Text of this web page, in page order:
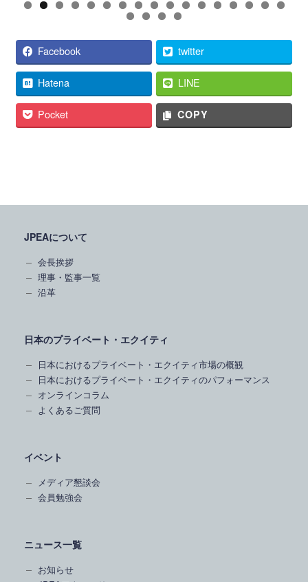
Facebook twitter
Hatena LINE
Pocket COPY
JPEAについて
会長挨拶
理事・監事一覧
沿革
日本のプライベート・エクイティ
日本におけるプライベート・エクイティ市場の概観
日本におけるプライベート・エクイティのパフォーマンス
オンラインコラム
よくあるご質問
イベント
メディア懇談会
会員勉強会
ニュース一覧
お知らせ